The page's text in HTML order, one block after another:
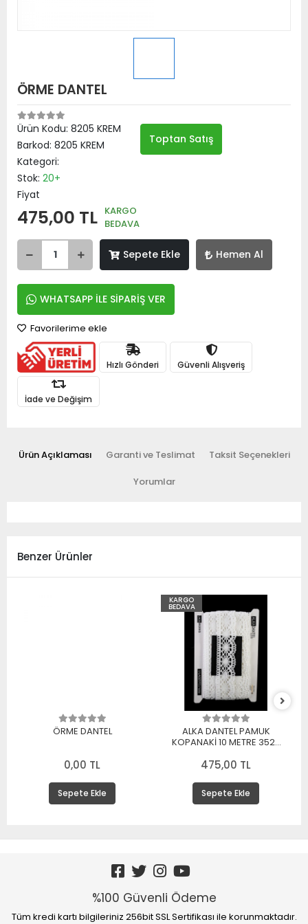
ÖRME DANTEL
Ürün Kodu: 8205 KREM
Barkod: 8205 KREM
Kategori:
Stok: 20+
Fiyat
475,00 TL KARGO
BEDAVA
Sepete Ekle Hemen Al
WHATSAPP İLE SİPARİŞ VER
Toptan Satış
Favorilerime ekle
Hızlı Gönderi Güvenli Alışveriş
İade ve Değişim
Ürün Açıklaması Garanti ve Teslimat Taksit Seçenekleri
Yorumlar
Benzer Ürünler
ÖRME DANTEL
0,00 TL
Sepete Ekle
KARGO
BEDAVA
ALKA DANTEL PAMUK
KOPANAKİ 10 METRE 3520
475,00 TL
Sepete Ekle
%100 Güvenli Ödeme
Tüm kredi kartı bilgileriniz 256bit SSL Sertifikası ile korunmaktadır.